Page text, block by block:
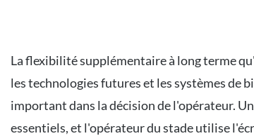
La flexibilité supplémentaire à long terme
les technologies futures et les systèmes de
important dans la décision de l'opérateur.
essentiels, et l'opérateur du stade utilise